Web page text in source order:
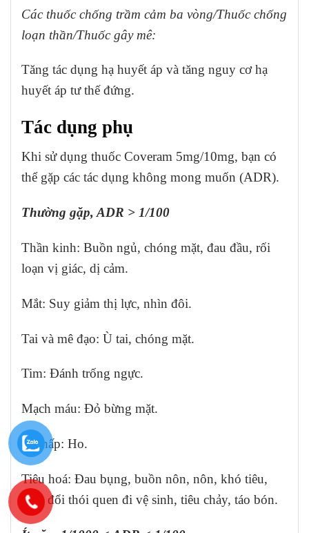
Các thuốc chống trầm cảm ba vòng/Thuốc chống
loạn thần/Thuốc gây mê:
Tăng tác dụng hạ huyết áp và tăng nguy cơ hạ
huyết áp tư thế đứng.
Tác dụng phụ
Khi sử dụng thuốc Coveram 5mg/10mg, bạn có
thể gặp các tác dụng không mong muốn (ADR).
Thường gặp, ADR > 1/100
Thần kinh: Buồn ngủ, chóng mặt, đau đầu, rối
loạn vị giác, dị cảm.
Mắt: Suy giảm thị lực, nhìn đôi.
Tai và mê đạo: Ù tai, chóng mặt.
Tim: Đánh trống ngực.
Mạch máu: Đỏ bừng mặt.
Hô hấp: Ho.
Tiêu hoá: Đau bụng, buồn nôn, nôn, khó tiêu,
thay đổi thói quen đi vệ sinh, tiêu chảy, táo bón.